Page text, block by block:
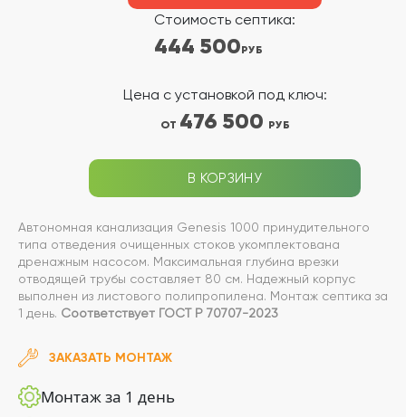
Стоимость септика:
444 500РУБ
Цена с установкой под ключ:
ОТ 476 500 РУБ
В КОРЗИНУ
Автономная канализация Genesis 1000 принудительного
типа отведения очищенных стоков укомплектована
дренажным насосом. Максимальная глубина врезки
отводящей трубы составляет 80 см. Надежный корпус
выполнен из листового полипропилена. Монтаж септика за
1 день. Соответствует ГОСТ Р 70707-2023
ЗАКАЗАТЬ МОНТАЖ
Монтаж за 1 день